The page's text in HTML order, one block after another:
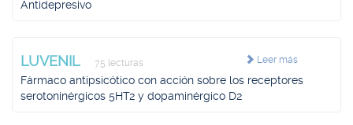
Antidepresivo
Leer más
LUVENIL 75 lecturas
Fármaco antipsicótico con acción sobre los receptores
serotoninérgicos 5HT2 y dopaminérgico D2